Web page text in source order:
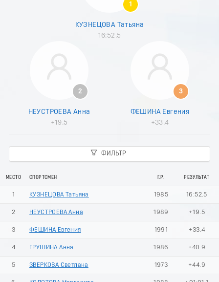
1
КУЗНЕЦОВА Татьяна
16:52.5
2
НЕУСТРОЕВА Анна
+19.5
3
ФЕШИНА Евгения
+33.4
ФИЛЬТР
МЕСТО СПОРТСМЕН Г.Р. РЕЗУЛЬТАТ
1 КУЗНЕЦОВА Татьяна 1985 16:52.5
2 НЕУСТРОЕВА Анна 1989 +19.5
3 ФЕШИНА Евгения 1991 +33.4
4 ГРУШИНА Анна 1986 +40.9
5 ЗВЕРКОВА Светлана 1973 +44.9